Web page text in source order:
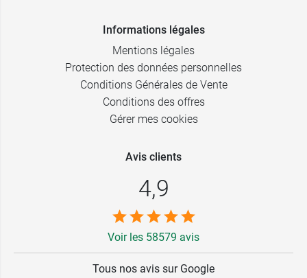
Informations légales
Mentions légales
Protection des données personnelles
Conditions Générales de Vente
Conditions des offres
Gérer mes cookies
Avis clients
4,9
Voir les 58579 avis
Tous nos avis sur Google